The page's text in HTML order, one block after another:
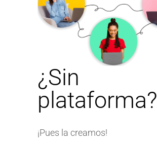
¿Sin
plataforma?
¡Pues la creamos!